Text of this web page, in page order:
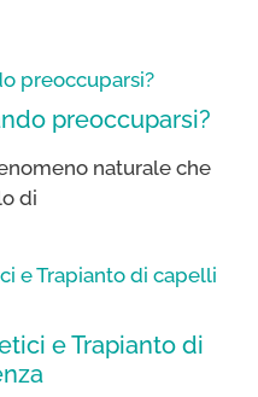
preoccuparsi?
naturale che
di
e Trapianto di